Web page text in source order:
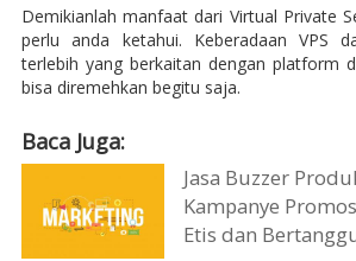
Demikianlah manfaat dari Virtual Private
perlu anda ketahui. Keberadaan VPS
terlebih yang berkaitan dengan platform
bisa diremehkan begitu saja.
Baca Juga:
Jasa Buzzer
Kampanye
Etis dan